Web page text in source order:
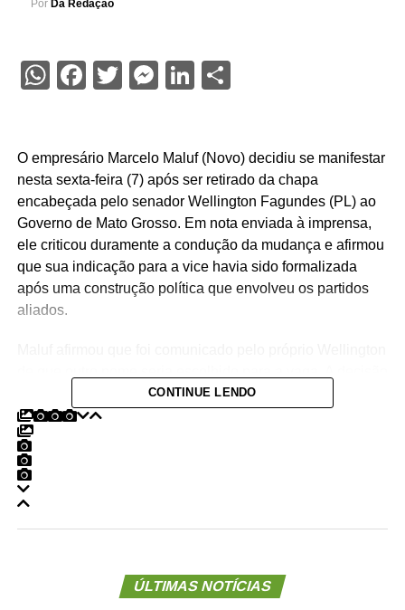
Por Da Redação
WhatsApp
Facebook
Twitter
Messenger
LinkedIn
O empresário Marcelo Maluf (Novo) decidiu se manifestar
nesta sexta-feira (7) após ser retirado da chapa
encabeçada pelo senador Wellington Fagundes (PL) ao
Governo de Mato Grosso. Em nota enviada à imprensa,
ele criticou duramente a condução da mudança e afirmou
que sua indicação para a vice havia sido formalizada
após uma construção política que envolveu os partidos
aliados.
foi tomada na noite de quinta-feira (6), quando o PL
definiu o médico Alencar Farina como novo candidato a
vice-governador.
Para o empresário, a alteração não representa apenas
uma mudança na composição eleitoral, mas uma quebra
Trata-se da forma como a política é conduzida.”
CONTINUE LENDO
ÚLTIMAS NOTÍCIAS